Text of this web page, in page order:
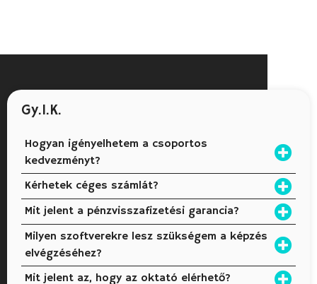
Gy.I.K.
Hogyan igényelhetem a csoportos
kedvezményt?
Kérhetek céges számlát?
Mit jelent a pénzvisszafizetési garancia?
Milyen szoftverekre lesz szükségem a képzés
elvégzéséhez?
Mit jelent az, hogy az oktató elérhető?